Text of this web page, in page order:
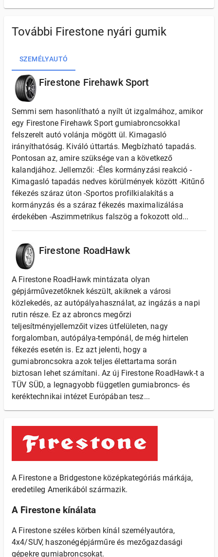
További Firestone nyári gumik
SZEMÉLYAUTÓ
Firestone Firehawk Sport
Semmi sem hasonlítható a nyílt út izgalmához, amikor
egy Firestone Firehawk Sport gumiabroncsokkal
felszerelt autó volánja mögött ül. Kimagasló
irányíthatóság. Kiváló úttartás. Megbízható tapadás.
Pontosan az, amire szüksége van a következő
kalandjához. Jellemzői: -Éles kormányzási reakció -
Kimagasló tapadás nedves körülmények között -Kitűnő
fékezés száraz úton -Sportos profilkialakítás a
kormányzás és a száraz fékezés maximalizálása
érdekében -Aszimmetrikus falszög a fokozott old...
Firestone RoadHawk
A Firestone RoadHawk mintázata olyan
gépjárművezetőknek készült, akiknek a városi
közlekedés, az autópályahasználat, az ingázás a napi
rutin része. Ez az abroncs megőrzi
teljesítményjellemzőit vizes útfelületen, nagy
forgalomban, autópálya-tempónál, de még hirtelen
fékezés esetén is. Ez azt jelenti, hogy a
gumiabroncsokra azok teljes élettartama során
biztosan lehet számítani. Az új Firestone RoadHawk-t a
TÜV SÜD, a legnagyobb független gumiabroncs- és
keréktechnikai intézet Európában tesz...
A Firestone a Bridgestone középkategóriás márkája,
eredetileg Amerikából származik.
A Firestone kínálata
A Firestone széles körben kínál személyautóra,
4x4/SUV, haszonégépjárműre és mezőgazdasági
gépekre gumiabroncsokat.